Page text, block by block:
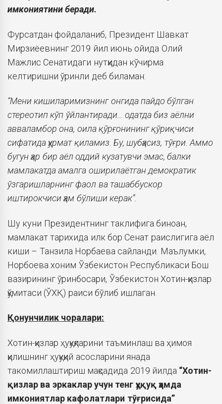
имкониятини беради.
Фурсатдан фойдаланиб, Президент Шавкат
Мирзиёевнинг 2019 йил июнь ойида Олий
Мажлис Сенатидаги нутқидан кўчирма
келтиришни ўринли деб биламан:
“Мени кишиларимизнинг онгида пайдо бўлган
стереотип кўп ўйлантиради… одатда биз аёлни
авваламбор она, оила қўрғонининг қўриқчиси
сифатида ҳурмат қиламиз. Бу, шубҳасиз, тўғри. Аммо
бугун ҳар бир аёл оддий кузатувчи эмас, балки
мамлакатда амалга оширилаётган демократик
ўзгаришларнинг фаол ва ташаббускор
иштирокчиси ҳам бўлиши керак”.
Шу куни Президентнинг таклифига биноан,
мамлакат тарихида илк бор Сенат раислигига аёл
киши – Танзила Норбаева сайланди. Маълумки,
Норбоева хоним Ўзбекистон Республикаси Бош
вазирининг ўринбосари, Ўзбекистон Хотин-қизлар
қўмитаси (ЎХҚ) раиси бўлиб ишлаган.
Қонунчилик чоралари:
Хотин-қизлар ҳуқуқларини таъминлаш ва ҳимоя
қилишнинг ҳуқуқий асосларини янада
такомиллаштириш мақсадида 2019 йилда “Хотин-
қизлар ва эркаклар учун тенг ҳуқуқ ҳамда
имкониятлар кафолатлари тўғрисида”